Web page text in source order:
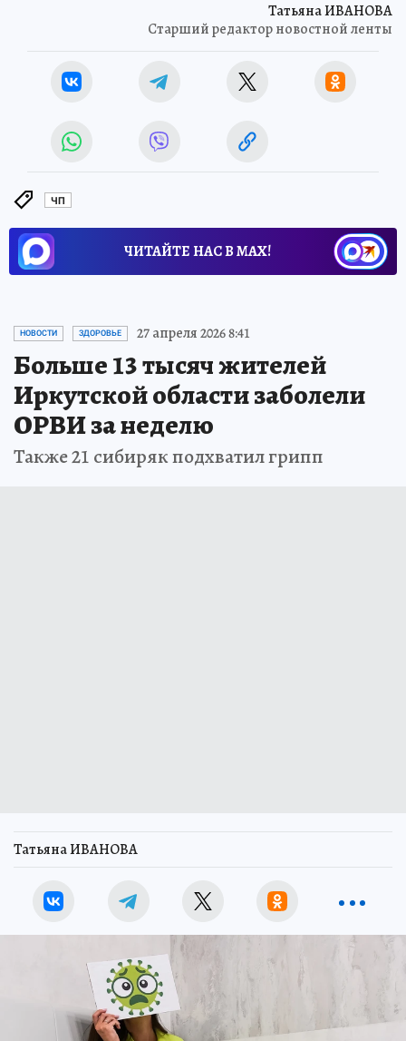
Татьяна ИВАНОВА
Старший редактор новостной ленты
ЧП
ЧИТАЙТЕ НАС В МАХ!
НОВОСТИ ЗДОРОВЬЕ 27 апреля 2026 8:41
Больше 13 тысяч жителей
Иркутской области заболели
ОРВИ за неделю
Также 21 сибиряк подхватил грипп
Татьяна ИВАНОВА